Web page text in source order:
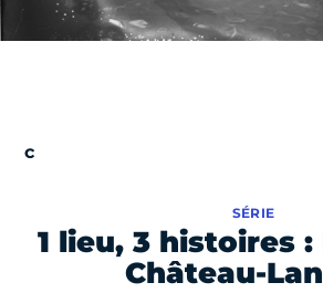
1 lieu, 3 histoires
Château-
SÉRIE